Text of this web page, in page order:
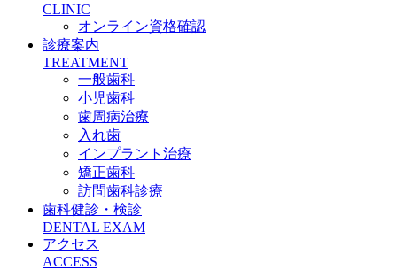
CLINIC
オンライン資格確認
診療案内
TREATMENT
一般歯科
小児歯科
歯周病治療
入れ歯
インプラント治療
矯正歯科
訪問歯科診療
歯科健診・検診
DENTAL EXAM
アクセス
ACCESS